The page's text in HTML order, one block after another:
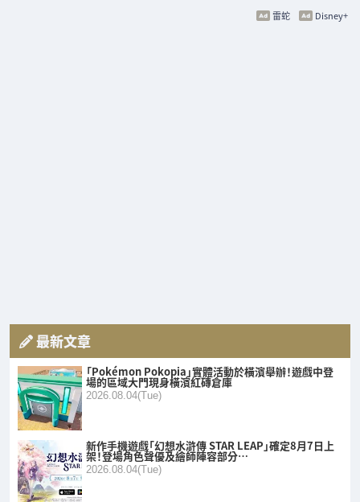
Disney+
雷蛇
最新文章
「Pokémon Pokopia」實體活動於橫濱舉辦！遊戲中登
場的區域大門現身橫濱紅磚倉庫
2026.08.04(Tue)
新作手機遊戲「幻想水滸傳 STAR LEAP」確定8月7日上
架！登場角色聲優及繪師陣容部分…
2026.08.04(Tue)